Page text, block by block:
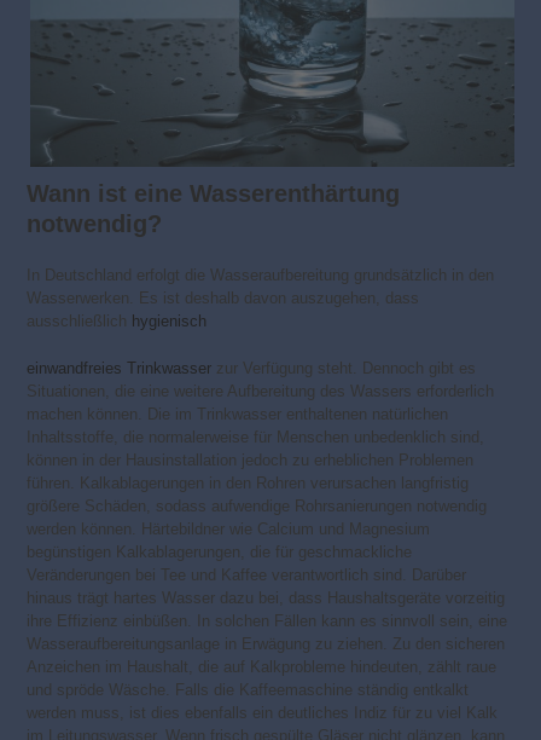
Wann ist eine Wasserenthärtung
notwendig?
In Deutschland erfolgt die Wasseraufbereitung grundsätzlich in den
Wasserwerken. Es ist deshalb davon auszugehen, dass
ausschließlich hygienisch
einwandfreies Trinkwasser zur Verfügung steht. Dennoch gibt es
Situationen, die eine weitere Aufbereitung des Wassers erforderlich
machen können. Die im Trinkwasser enthaltenen natürlichen
Inhaltsstoffe, die normalerweise für Menschen unbedenklich sind,
können in der Hausinstallation jedoch zu erheblichen Problemen
führen. Kalkablagerungen in den Rohren verursachen langfristig
größere Schäden, sodass aufwendige Rohrsanierungen notwendig
werden können. Härtebildner wie Calcium und Magnesium
begünstigen Kalkablagerungen, die für geschmackliche
Veränderungen bei Tee und Kaffee verantwortlich sind. Darüber
hinaus trägt hartes Wasser dazu bei, dass Haushaltsgeräte vorzeitig
ihre Effizienz einbüßen. In solchen Fällen kann es sinnvoll sein, eine
Wasseraufbereitungsanlage in Erwägung zu ziehen. Zu den sicheren
Anzeichen im Haushalt, die auf Kalkprobleme hindeuten, zählt raue
und spröde Wäsche. Falls die Kaffeemaschine ständig entkalkt
werden muss, ist dies ebenfalls ein deutliches Indiz für zu viel Kalk
im Leitungswasser. Wenn frisch gespülte Gläser nicht glänzen, kann